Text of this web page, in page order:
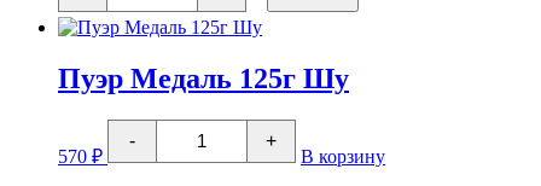
Каркаде
Пуэр Медаль 125г Шу
570 ₽
-
Количество
товара
Пуэр
+
В корзину